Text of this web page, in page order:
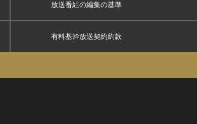
放送番組の編集の基準
有料基幹放送契約約款